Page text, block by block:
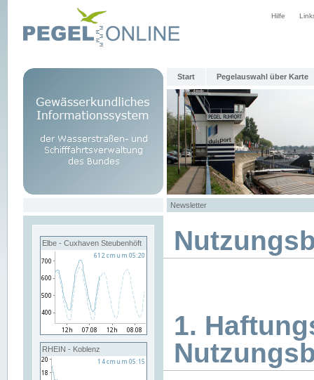
Hilfe
Start Pegelauswahl über Karte
Newsletter
Elbe - Cuxhaven Steubenhöft
RHEIN - Koblenz
1.